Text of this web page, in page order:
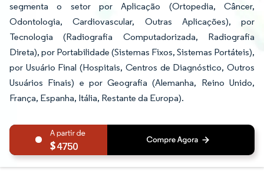
segmenta o setor por Aplicação (Ortopedia, Câncer,
Odontologia, Cardiovascular, Outras Aplicações), por
Tecnologia (Radiografia Computadorizada, Radiografia
Direta), por Portabilidade (Sistemas Fixos, Sistemas Portáteis),
por Usuário Final (Hospitais, Centros de Diagnóstico, Outros
Usuários Finais) e por Geografia (Alemanha, Reino Unido,
França, Espanha, Itália, Restante da Europa).
4750